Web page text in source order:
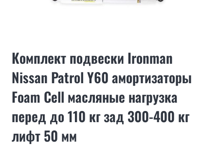
Комплект подвески Ironman
Nissan Patrol Y60 амортизаторы
Foam Cell масляные нагрузка
перед до 110 кг зад 300-400 кг
лифт 50 мм